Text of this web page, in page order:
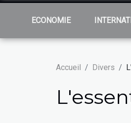
ECONOMIE
Accueil Divers